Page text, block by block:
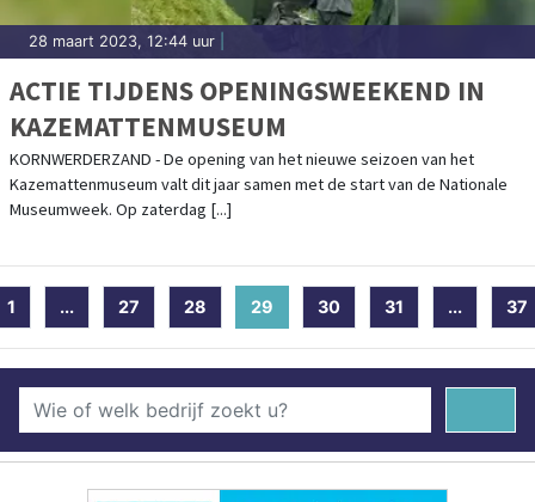
28 maart 2023, 12:44 uur
ACTIE TIJDENS OPENINGSWEEKEND IN
KAZEMATTENMUSEUM
KORNWERDERZAND - De opening van het nieuwe seizoen van het
Kazemattenmuseum valt dit jaar samen met de start van de Nationale
Museumweek. Op zaterdag [...]
1 ... 27 28 29 (current)
30 31 ... 37